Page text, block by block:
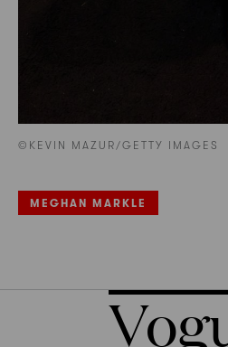
©KEVIN MAZUR/GETTY IMAGES
MEGHAN MARKLE